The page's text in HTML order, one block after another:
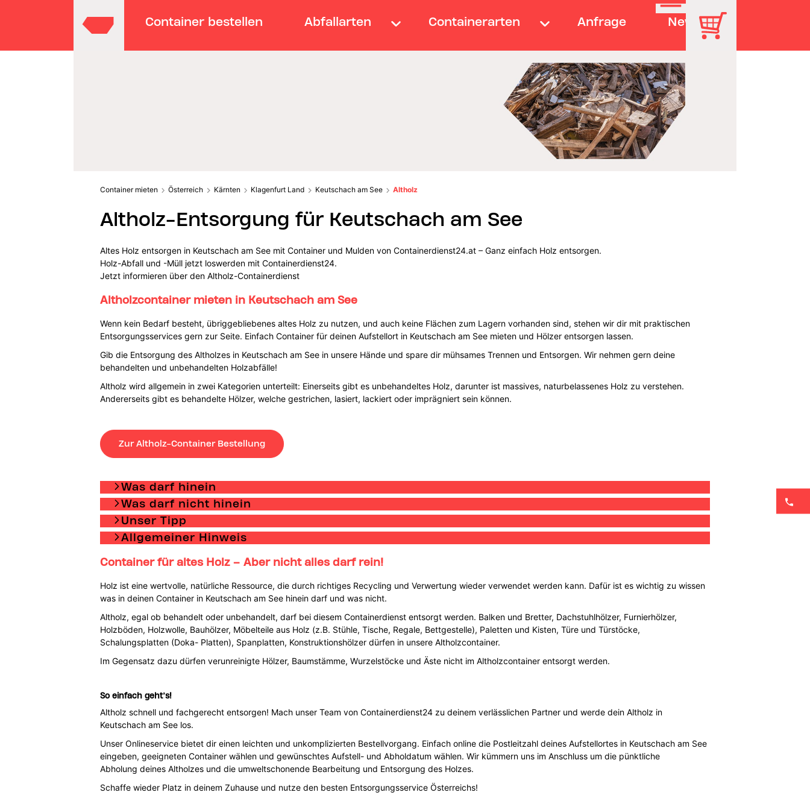
Container bestellen Abfallarten Containerarten Anfrage News
Container mieten Österreich Kärnten Klagenfurt Land Keutschach am See Altholz
Altholz-Entsorgung für Keutschach am See
Altes Holz entsorgen in Keutschach am See mit Container und Mulden von Containerdienst24.at – Ganz einfach Holz entsorgen.
Holz-Abfall und -Müll jetzt loswerden mit Containerdienst24.
Jetzt informieren über den Altholz-Containerdienst
Altholzcontainer mieten in Keutschach am See
Wenn kein Bedarf besteht, übriggebliebenes altes Holz zu nutzen, und auch keine Flächen zum Lagern vorhanden sind, stehen wir dir mit praktischen
Entsorgungsservices gern zur Seite. Einfach Container für deinen Aufstellort in Keutschach am See mieten und Hölzer entsorgen lassen.
Gib die Entsorgung des Altholzes in Keutschach am See in unsere Hände und spare dir mühsames Trennen und Entsorgen. Wir nehmen gern deine
behandelten und unbehandelten Holzabfälle!
Altholz wird allgemein in zwei Kategorien unterteilt: Einerseits gibt es unbehandeltes Holz, darunter ist massives, naturbelassenes Holz zu verstehen.
Andererseits gibt es behandelte Hölzer, welche gestrichen, lasiert, lackiert oder imprägniert sein können.
Zur Altholz-Container Bestellung
Was darf hinein
Was darf nicht hinein
Unser Tipp
Allgemeiner Hinweis
Container für altes Holz – Aber nicht alles darf rein!
Holz ist eine wertvolle, natürliche Ressource, die durch richtiges Recycling und Verwertung wieder verwendet werden kann. Dafür ist es wichtig zu wissen
was in deinen Container in Keutschach am See hinein darf und was nicht.
Altholz, egal ob behandelt oder unbehandelt, darf bei diesem Containerdienst entsorgt werden. Balken und Bretter, Dachstuhlhölzer, Furnierhölzer,
Holzböden, Holzwolle, Bauhölzer, Möbelteile aus Holz (z.B. Stühle, Tische, Regale, Bettgestelle), Paletten und Kisten, Türe und Türstöcke,
Schalungsplatten (Doka- Platten), Spanplatten, Konstruktionshölzer dürfen in unsere Altholzcontainer.
Im Gegensatz dazu dürfen verunreinigte Hölzer, Baumstämme, Wurzelstöcke und Äste nicht im Altholzcontainer entsorgt werden.
So einfach geht’s!
Altholz schnell und fachgerecht entsorgen! Mach unser Team von Containerdienst24 zu deinem verlässlichen Partner und werde dein Altholz in
Keutschach am See los.
Unser Onlineservice bietet dir einen leichten und unkomplizierten Bestellvorgang. Einfach online die Postleitzahl deines Aufstellortes in Keutschach am See
eingeben, geeigneten Container wählen und gewünschtes Aufstell- und Abholdatum wählen. Wir kümmern uns im Anschluss um die pünktliche
Abholung deines Altholzes und die umweltschonende Bearbeitung und Entsorgung des Holzes.
Schaffe wieder Platz in deinem Zuhause und nutze den besten Entsorgungsservice Österreichs!